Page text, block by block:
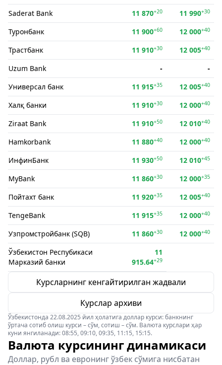
Saderat Bank 11 870+20 11 990+30
Туронбанк 11 900+60 12 000+40
Трастбанк 11 910+30 12 005+40
Uzum Bank -
-
Универсал банк
11 915+35 12 005+40
Халқ банки 11 910+30 12 000+40
Ziraat Bank 11 910+50 12 010+40
Hamkorbank 11 880+40 12 000+40
ИнфинБанк 11 930+50 12 010+45
MyBank 11 860+30 12 000+35
Пойтахт банк 11 920+35 12 005+40
TengeBank 11 915+35 12 000+40
Узпромстройбанк (SQB) 11 860+30 12 000+40
Ўзбекистон Респубикаси
Марказий банки
11
915.64+29
Курсларнинг кенгайтирилган жадвали
Курслар архиви
Ўзбекистонда 22.08.2025 йил ҳолатига доллар курси: банкнинг
ўртача сотиб олиш курси – сўм, сотиш – сўм. Валюта курслари ҳар
куни янгиланади: 08:55, 09:10, 09:35, 11:15, 15:15.
Валюта курсининг динамикаси
Доллар, рубл ва евронинг ўзбек сўмига нисбатан